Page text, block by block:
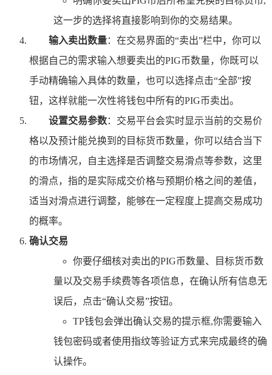
这一步的选择将直接影响到你的交易结果。
输入卖出数量：在交易界面的“卖出”栏中，你可以
根据自己的需求输入想要卖出的PIG币数量，你既可以
手动精确输入具体的数量，也可以选择点击“全部”按
钮，这样就能一次性将钱包中所有的PIG币卖出。
设置交易参数：交易平台会实时显示当前的交易价
格以及预计能兑换到的目标货币数量，你可以结合当下
的市场情况，自主选择是否调整交易滑点等参数，这里
的滑点，指的是实际成交价格与预期价格之间的差值，
适当对滑点进行调整，能够在一定程度上提高交易成功
的概率。
确认交易
你要仔细核对卖出的PIG币数量、目标货币数
量以及交易手续费等各项信息，在确认所有信息无
误后，点击“确认交易”按钮。
TP钱包会弹出确认交易的提示框,你需要输入
钱包密码或者使用指纹等验证方式来完成最终的确
认操作。